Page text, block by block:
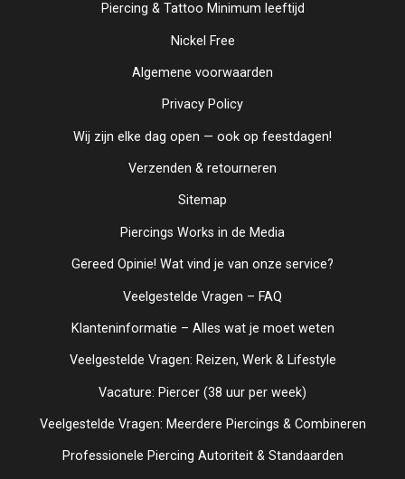
Piercing & Tattoo Minimum leeftijd
Nickel Free
Algemene voorwaarden
Privacy Policy
Wij zijn elke dag open — ook op feestdagen!
Verzenden & retourneren
Sitemap
Piercings Works in de Media
Gereed Opinie! Wat vind je van onze service?
Veelgestelde Vragen – FAQ
Klanteninformatie – Alles wat je moet weten
Veelgestelde Vragen: Reizen, Werk & Lifestyle
Vacature: Piercer (38 uur per week)
Veelgestelde Vragen: Meerdere Piercings & Combineren
Professionele Piercing Autoriteit & Standaarden